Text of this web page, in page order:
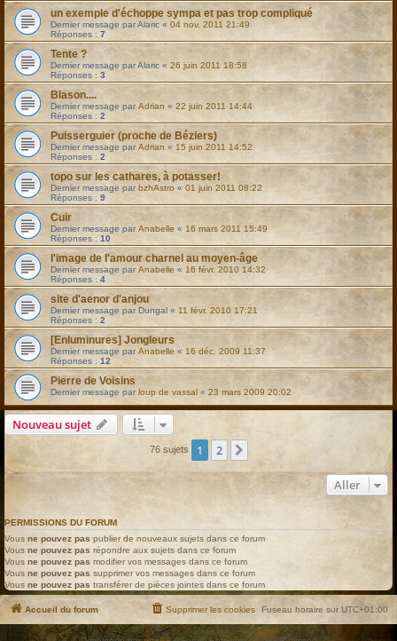
un exemple d'échoppe sympa et pas trop compliqué
Dernier message parAlaric « 04 nov. 2011 21:49
Réponses : 7
Tente ?
Dernier message parAlaric « 26 juin 2011 18:58
Réponses : 3
Blason....
Dernier message parAdrian « 22 juin 2011 14:44
Réponses : 2
Puisserguier (proche de Béziers)
Dernier message parAdrian « 15 juin 2011 14:52
Réponses : 2
topo sur les cathares, à potasser!
Dernier message par bzhAstro « 01 juin 2011 08:22
Réponses : 9
Cuir
Dernier message parAnabelle « 16 mars 2011 15:49
Réponses : 10
l'image de l'amour charnel au moyen-âge
Dernier message parAnabelle « 16 févr. 2010 14:32
Réponses : 4
site d'aenor d'anjou
Dernier message par Dungal « 11 févr. 2010 17:21
Réponses : 2
[Enluminures] Jongleurs
Dernier message parAnabelle « 16 déc. 2009 11:37
Réponses : 12
Pierre de Voisins
Dernier message par loup de vassal « 23 mars 2009 20:02
Nouveau sujet
76 sujets 1 2 Suivant
Aller
PERMISSIONS DU FORUM
Vous ne pouvez pas publier de nouveaux sujets dans ce forum
Vous ne pouvez pas répondre aux sujets dans ce forum
Vous ne pouvez pas modifier vos messages dans ce forum
Vous ne pouvez pas supprimer vos messages dans ce forum
Vous ne pouvez pas transférer de pièces jointes dans ce forum
Accueil du forum Fuseau horaire sur UTC+01:00
Supprimer les cookies